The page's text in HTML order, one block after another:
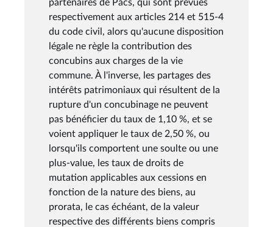
partenaires de Pacs, qui sont prévues
respectivement aux articles 214 et 515-4
du code civil, alors qu'aucune disposition
légale ne règle la contribution des
concubins aux charges de la vie
commune. À l'inverse, les partages des
intérêts patrimoniaux qui résultent de la
rupture d'un concubinage ne peuvent
pas bénéficier du taux de 1,10 %, et se
voient appliquer le taux de 2,50 %, ou
lorsqu'ils comportent une soulte ou une
plus-value, les taux de droits de
mutation applicables aux cessions en
fonction de la nature des biens, au
prorata, le cas échéant, de la valeur
respective des différents biens compris